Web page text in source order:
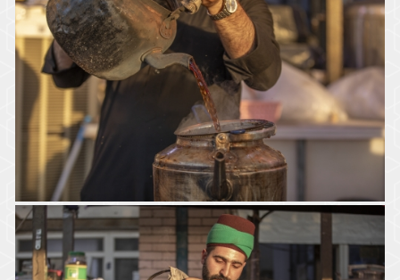
موكب السادة الخدم - العتبة العباسية المقدسة